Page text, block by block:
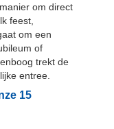
om direct
feest,
om een
of
trekt de
entree.
15